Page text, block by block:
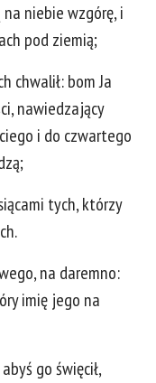
niebie wzgórę, i
pod ziemią;
chwalił: bom Ja
nawiedzający
i do czwartego
tych, którzy
na daremno:
imię jego na
go święcił,